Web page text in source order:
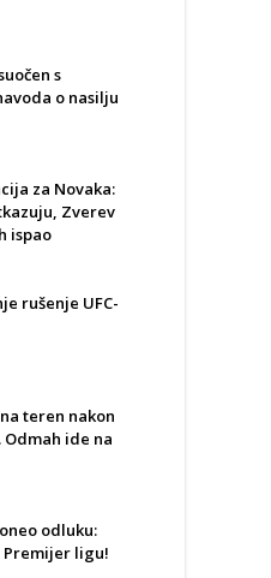
s
o nasilju
za Novaka:
Zverev
ispao
rušenje UFC-
teren nakon
Odmah ide na
odluku:
Premijer ligu!